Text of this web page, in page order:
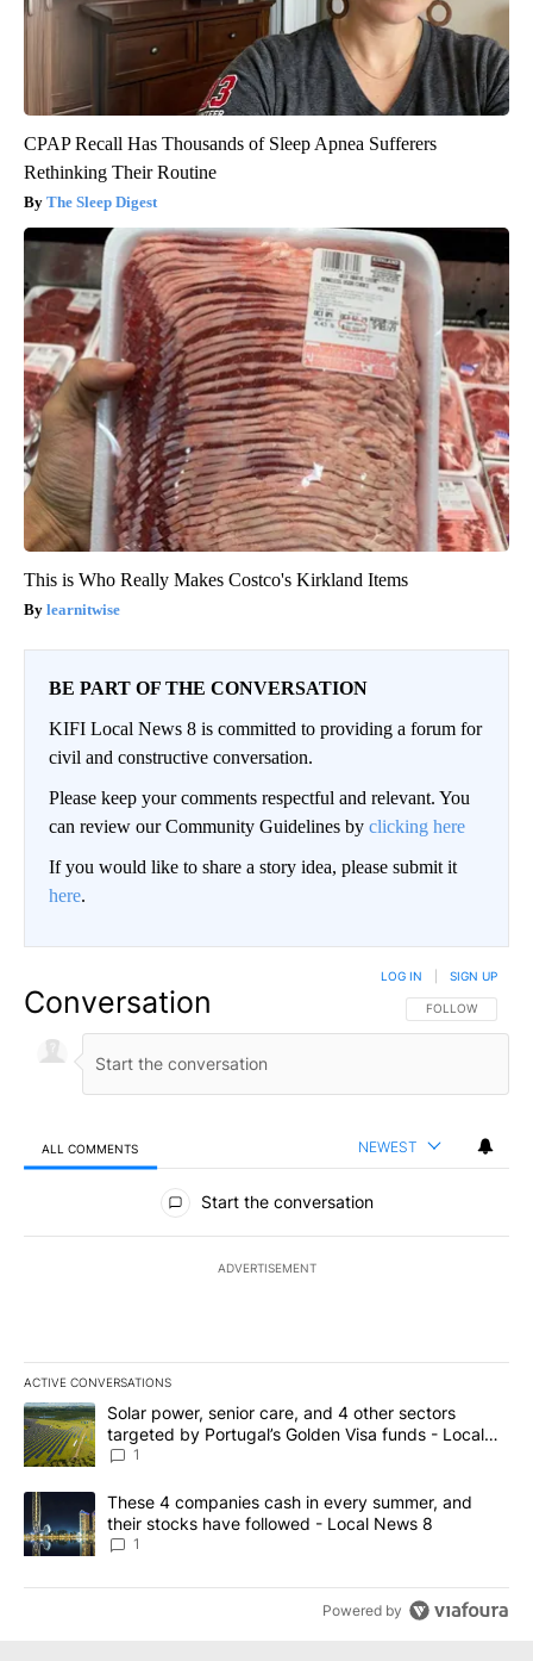
CPAP Recall Has Thousands of Sleep Apnea Sufferers
Rethinking Their Routine
The Sleep Digest
This is Who Really Makes Costco's Kirkland Items
learnitwise
BE PART OF THE CONVERSATION
KIFI Local News 8 is committed to providing a forum for
civil and constructive conversation.
Please keep your comments respectful and relevant. You
can review our Community Guidelines by clicking here
If you would like to share a story idea, please submit it
here.
Conversation FOLLOW THIS
FOLLOW
LOG IN SIGN UP
ALL COMMENTS NEWEST
All Comments
Start the conversation
ADVERTISEMENT
ACTIVE CONVERSATIONS
The following is a list of the most commented articles in the last
A trending article titled "Solar power, senior care, and 4 other
Solar power, senior care, and 4 other sectors
targeted by Portugal’s Golden Visa funds - Local
News 8
1
A trending article titled "These 4 companies cash in every
These 4 companies cash in every summer, and
their stocks have followed - Local News 8
1
Powered by